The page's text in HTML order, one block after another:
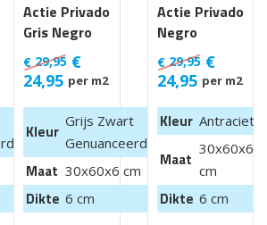
Actie Privado
Gris Negro
30x60x6 cm
€ 29,95 €
24,95 per m2
Kleur
Grijs Zwart
Genuanceerd
Maat 30x60x6 cm
Dikte 6 cm
Actie Privado
Negro
30x60x6 cm
€29,95 €
24,95 per m2
Kleur Antraciet
Maat
30x60x6
cm
Dikte 6 cm